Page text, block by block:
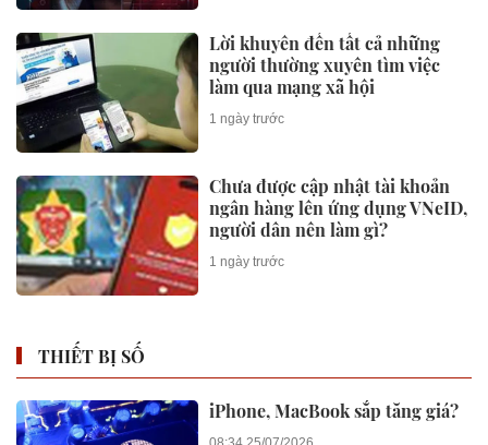
Lời khuyên đến tất cả những
người thường xuyên tìm việc
làm qua mạng xã hội
1 ngày trước
Chưa được cập nhật tài khoản
ngân hàng lên ứng dụng VNeID,
người dân nên làm gì?
1 ngày trước
THIẾT BỊ SỐ
iPhone, MacBook sắp tăng giá?